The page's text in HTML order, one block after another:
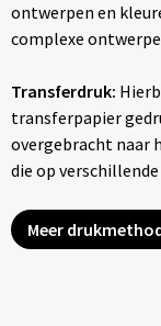
ontwerpen en
complexe
Transferdruk:
transferpapier
overgebracht naar
die op
Meer